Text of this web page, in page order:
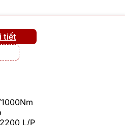
tiết
L/P